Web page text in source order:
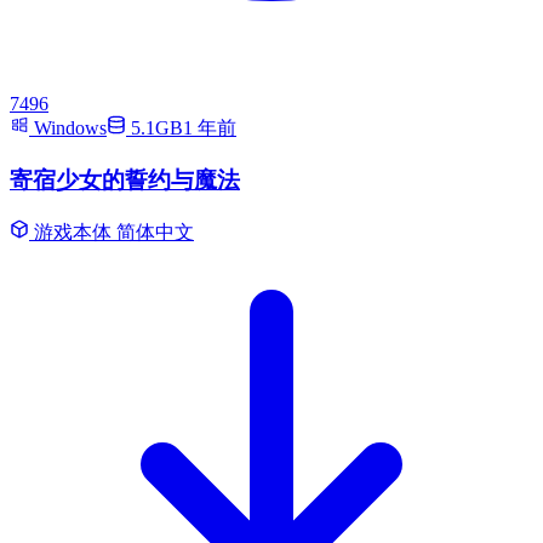
7496
Windows
5.1GB1 年前
寄宿少女的誓约与魔法
游戏本体 简体中文